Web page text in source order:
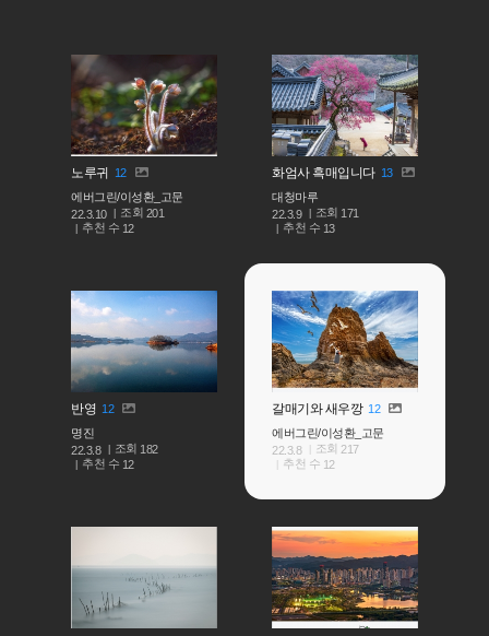
노루귀
12
에버그린/이성환_고문
22.3.10
조회 201
추천 수 12
화엄사 흑매입니다 13
대청마루
22.3.9
조회 171
추천 수 13
반영 12
명진
22.3.8
조회 182
추천 수 12
갈매기와 새우깡 12
에버그린/이성환_고문
22.3.8
조회 217
추천 수 12